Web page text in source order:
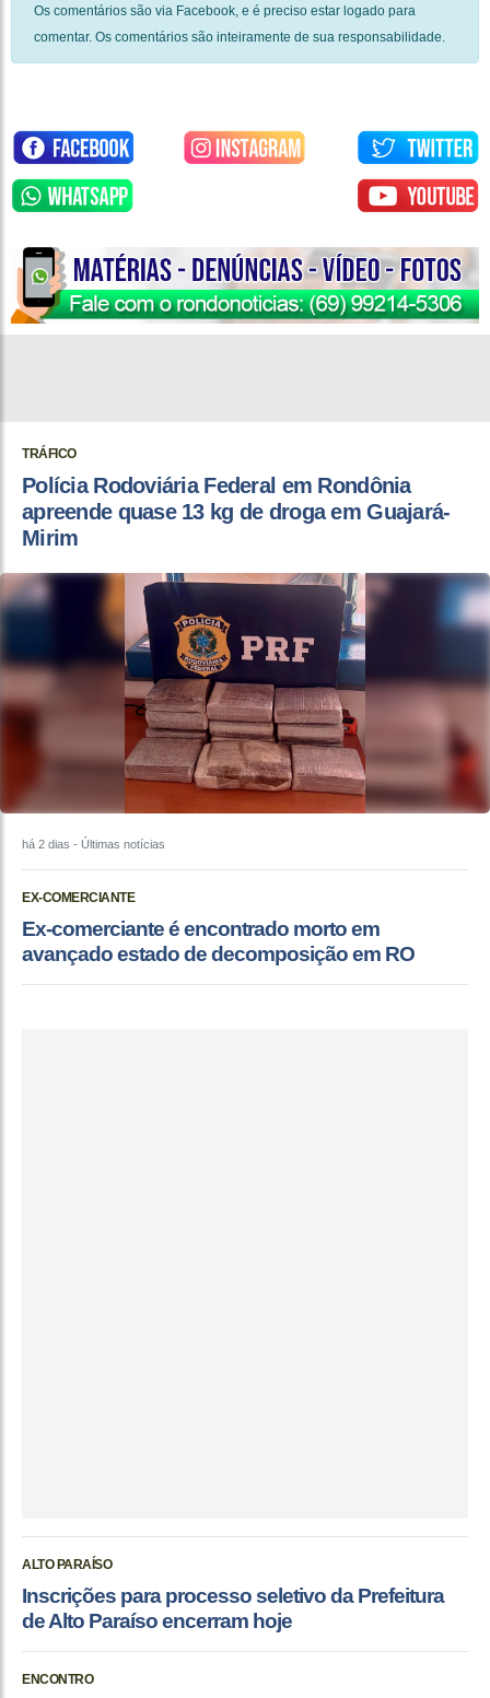
Os comentários são via Facebook, e é preciso estar logado para
comentar. Os comentários são inteiramente de sua responsabilidade.
TRÁFICO
Polícia Rodoviária Federal em Rondônia
apreende quase 13 kg de droga em Guajará-
Mirim
há 2 dias - Últimas notícias
EX-COMERCIANTE
Ex-comerciante é encontrado morto em
avançado estado de decomposição em RO
ALTO PARAÍSO
Inscrições para processo seletivo da Prefeitura
de Alto Paraíso encerram hoje
ENCONTRO